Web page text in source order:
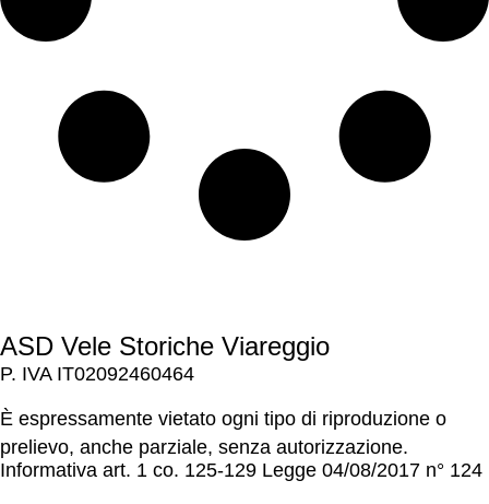
ASD Vele Storiche Viareggio
P. IVA IT02092460464
È espressamente vietato ogni tipo di riproduzione o
prelievo, anche parziale, senza autorizzazione.
Informativa art. 1 co. 125-129 Legge 04/08/2017 n° 124